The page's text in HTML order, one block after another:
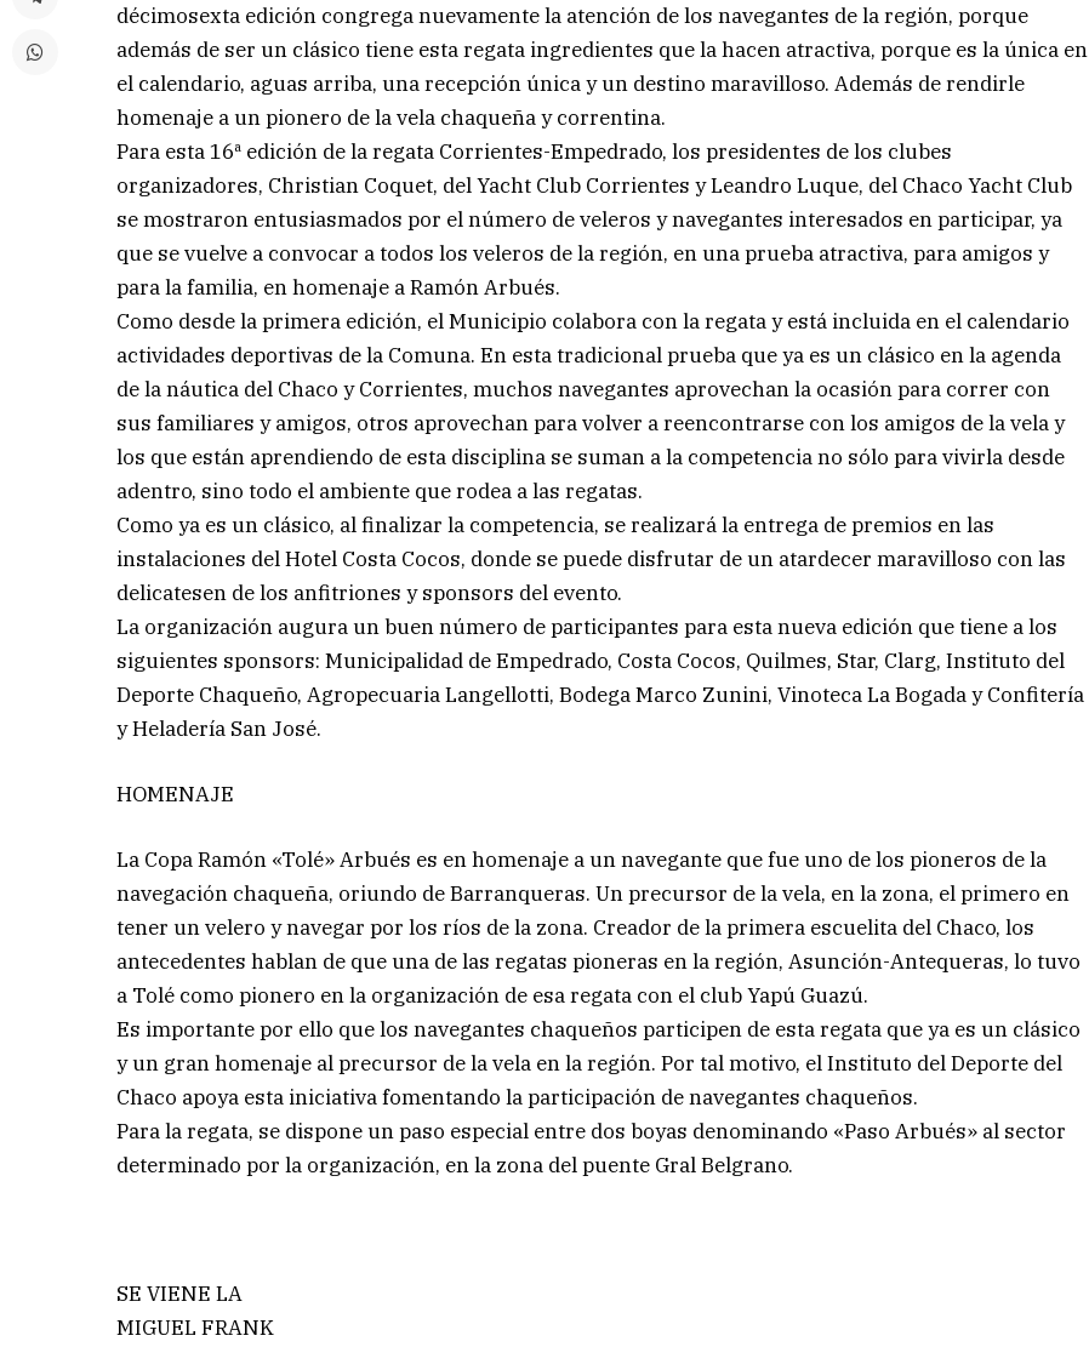
décimosexta edición congrega nuevamente la atención de los navegantes de la región, porque
además de ser un clásico tiene esta regata ingredientes que la hacen atractiva, porque es la única en
el calendario, aguas arriba, una recepción única y un destino maravilloso. Además de rendirle
homenaje a un pionero de la vela chaqueña y correntina.
Para esta 16ª edición de la regata Corrientes-Empedrado, los presidentes de los clubes
organizadores, Christian Coquet, del Yacht Club Corrientes y Leandro Luque, del Chaco Yacht Club
se mostraron entusiasmados por el número de veleros y navegantes interesados en participar, ya
que se vuelve a convocar a todos los veleros de la región, en una prueba atractiva, para amigos y
para la familia, en homenaje a Ramón Arbués.
Como desde la primera edición, el Municipio colabora con la regata y está incluida en el calendario
actividades deportivas de la Comuna. En esta tradicional prueba que ya es un clásico en la agenda
de la náutica del Chaco y Corrientes, muchos navegantes aprovechan la ocasión para correr con
sus familiares y amigos, otros aprovechan para volver a reencontrarse con los amigos de la vela y
los que están aprendiendo de esta disciplina se suman a la competencia no sólo para vivirla desde
adentro, sino todo el ambiente que rodea a las regatas.
Como ya es un clásico, al finalizar la competencia, se realizará la entrega de premios en las
instalaciones del Hotel Costa Cocos, donde se puede disfrutar de un atardecer maravilloso con las
delicatesen de los anfitriones y sponsors del evento.
La organización augura un buen número de participantes para esta nueva edición que tiene a los
siguientes sponsors: Municipalidad de Empedrado, Costa Cocos, Quilmes, Star, Clarg, Instituto del
Deporte Chaqueño, Agropecuaria Langellotti, Bodega Marco Zunini, Vinoteca La Bogada y Confitería
y Heladería San José.
HOMENAJE
La Copa Ramón «Tolé» Arbués es en homenaje a un navegante que fue uno de los pioneros de la
navegación chaqueña, oriundo de Barranqueras. Un precursor de la vela, en la zona, el primero en
tener un velero y navegar por los ríos de la zona. Creador de la primera escuelita del Chaco, los
antecedentes hablan de que una de las regatas pioneras en la región, Asunción-Antequeras, lo tuvo
a Tolé como pionero en la organización de esa regata con el club Yapú Guazú.
Es importante por ello que los navegantes chaqueños participen de esta regata que ya es un clásico
y un gran homenaje al precursor de la vela en la región. Por tal motivo, el Instituto del Deporte del
Chaco apoya esta iniciativa fomentando la participación de navegantes chaqueños.
Para la regata, se dispone un paso especial entre dos boyas denominando «Paso Arbués» al sector
determinado por la organización, en la zona del puente Gral Belgrano.
SE VIENE LA
MIGUEL FRANK